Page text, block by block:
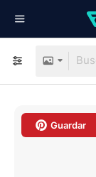
Guardar